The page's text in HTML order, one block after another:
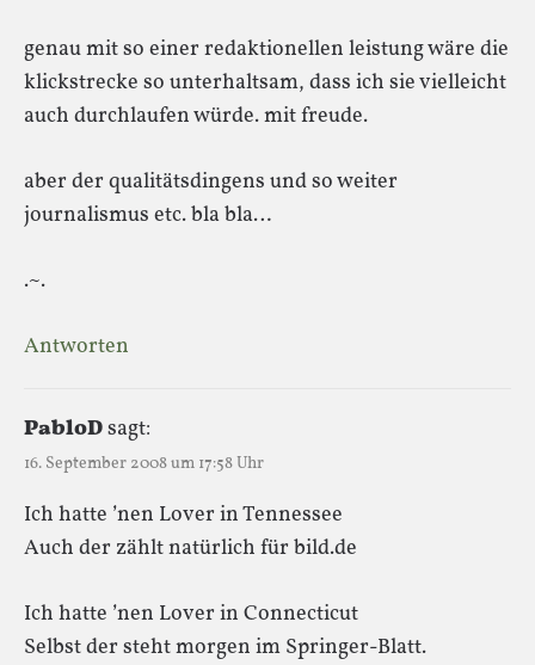
genau mit so einer redaktionellen leistung wäre die
klickstrecke so unterhaltsam, dass ich sie vielleicht
auch durchlaufen würde. mit freude.
aber der qualitätsdingens und so weiter
journalismus etc. bla bla…
.~.
Antworten
PabloDsagt:
16. September 2008 um 17:58 Uhr
Ich hatte ’nen Lover in Tennessee
Auch der zählt natürlich für bild.de
Ich hatte ’nen Lover in Connecticut
Selbst der steht morgen im Springer-Blatt.